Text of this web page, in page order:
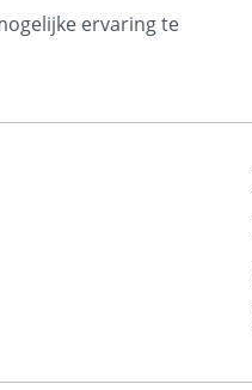
ervaring te